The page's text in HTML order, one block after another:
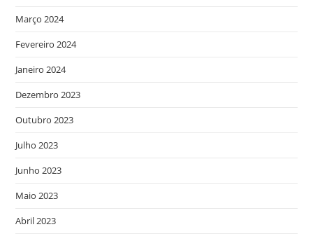
Março 2024
Fevereiro 2024
Janeiro 2024
Dezembro 2023
Outubro 2023
Julho 2023
Junho 2023
Maio 2023
Abril 2023